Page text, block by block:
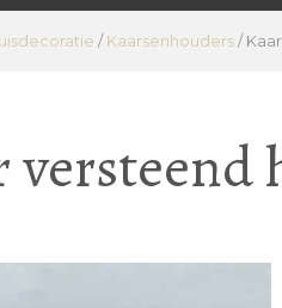
/ Kaarsenhouders /